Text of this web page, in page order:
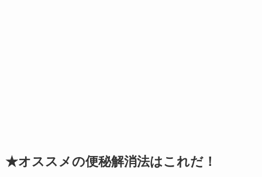
★オススメの便秘解消法はこれだ！